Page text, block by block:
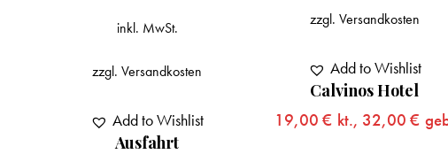
Ausfahrt
inkl. MwSt.
zzgl.Versandkosten
Add to Wishlist
Calvinos Hotel
19,00 € kt., 32,00 €
zzgl. Versandkosten
Add to Wishlist